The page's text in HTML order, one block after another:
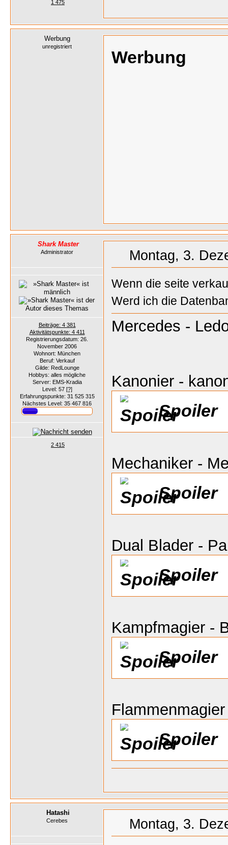
1 475
Werbung
unregistriert
Werbung
Shark Master
Administrator
Beiträge: 4 381
Aktivitätspunkte: 4 411
Registrierungsdatum: 26.
November 2006
Wohnort: München
Beruf: Verkauf
Gilde: RedLounge
Hobbys: alles mögliche
Server: EMS-Kradia
Level: 57 [?]
Erfahrungspunkte: 31 525 315
Nächstes Level: 35 467 816
2 415
Montag, 3.
Wenn die seite
Werd ich die
Mercedes -
Kanonier -
Spoiler
Mechaniker -
Spoiler
Dual Blader -
Spoiler
Kampfmagier -
Spoiler
Spoiler
Hatashi
Cerebes Montag, 3.